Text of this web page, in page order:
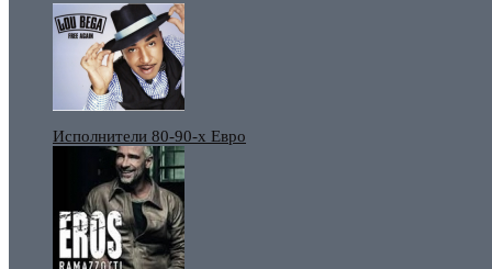
Исполнители 80-90-х Евро